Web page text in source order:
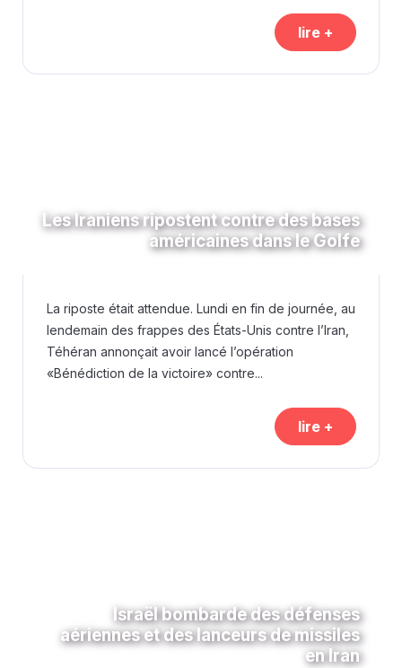
lire +
Les Iraniens ripostent contre des bases
américaines dans le Golfe
La riposte était attendue. Lundi en fin de journée, au
lendemain des frappes des États-Unis contre l’Iran,
Téhéran annonçait avoir lancé l’opération
«Bénédiction de la victoire» contre...
lire +
Israël bombarde des défenses
aériennes et des lanceurs de missiles
en Iran